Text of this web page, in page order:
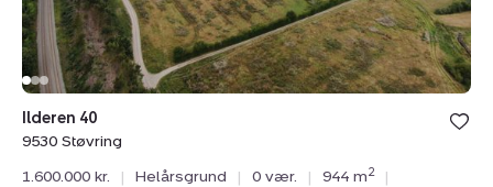
Ilderen 40
9530 Støvring
1.600.000 kr.
| Helårsgrund | 0 vær. | 944 m2 |